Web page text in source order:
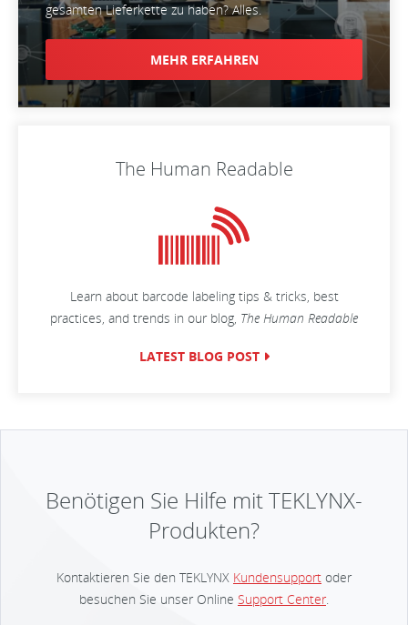
gesamten Lieferkette zu haben? Alles.
MEHR ERFAHREN
The Human Readable
Learn about barcode labeling tips & tricks, best
practices, and trends in our blog, The Human Readable
LATEST BLOG POST
Benötigen Sie Hilfe mit TEKLYNX-
Produkten?
Kontaktieren Sie den TEKLYNX Kundensupport oder
besuchen Sie unser Online Support Center.